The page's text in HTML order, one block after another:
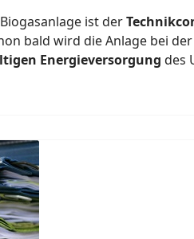
ist der
bald wird die Anlage bei der
Energieversorgung des